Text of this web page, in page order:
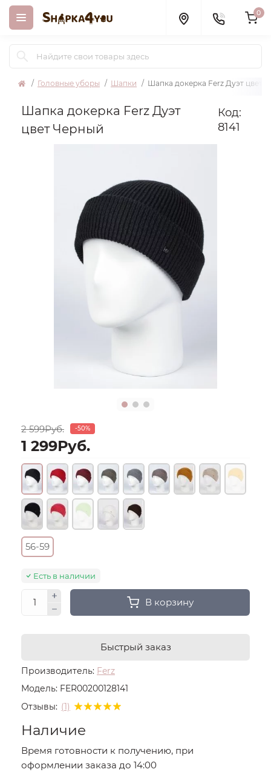
0
Головные уборы Шапки Шапка докерка Ferz Дуэт цвет
Шапка докерка Ferz Дуэт
цвет Черный
Код:
8141
Производитель: Ferz
Модель: FER00200128141
Отзывы: (1)
2 599Руб. -50%
1 299Руб.
56-59
Есть в наличии
В корзину
Быстрый заказ
Наличие
Время готовности к получению, при
оформлении заказа до 14:00